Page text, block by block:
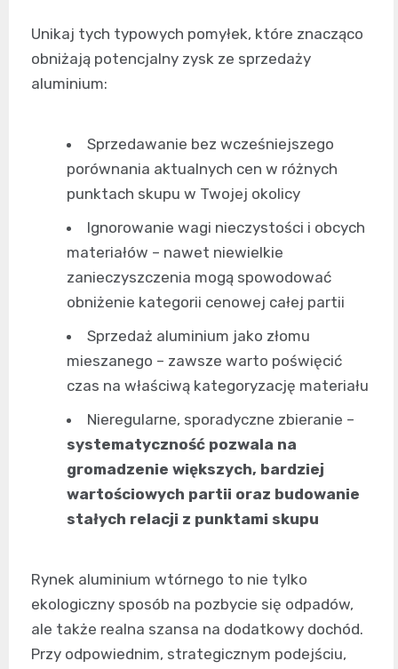
Unikaj tych typowych pomyłek, które znacząco
obniżają potencjalny zysk ze sprzedaży
aluminium:
Sprzedawanie bez wcześniejszego
porównania aktualnych cen w różnych
punktach skupu w Twojej okolicy
Ignorowanie wagi nieczystości i obcych
materiałów – nawet niewielkie
zanieczyszczenia mogą spowodować
obniżenie kategorii cenowej całej partii
Sprzedaż aluminium jako złomu
mieszanego – zawsze warto poświęcić
czas na właściwą kategoryzację materiału
Nieregularne, sporadyczne zbieranie –
systematyczność pozwala na
gromadzenie większych, bardziej
wartościowych partii oraz budowanie
stałych relacji z punktami skupu
Rynek aluminium wtórnego to nie tylko
ekologiczny sposób na pozbycie się odpadów,
ale także realna szansa na dodatkowy dochód.
Przy odpowiednim, strategicznym podejściu,